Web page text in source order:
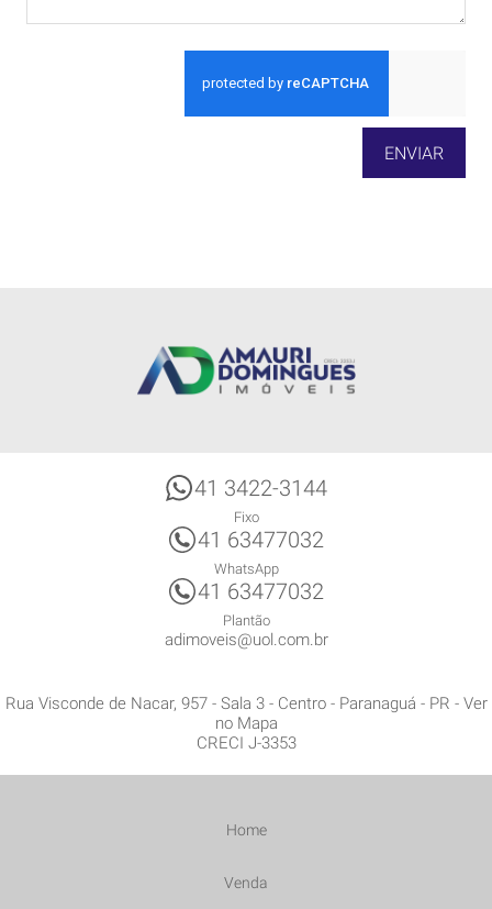
ENVIAR
41 3422-3144
Fixo
41 63477032
WhatsApp
41 63477032
Plantão
adimoveis@uol.com.br
Rua Visconde de Nacar, 957 - Sala 3- Centro - Paranaguá - PR - Ver
no Mapa
CRECI J-3353
Home
Venda